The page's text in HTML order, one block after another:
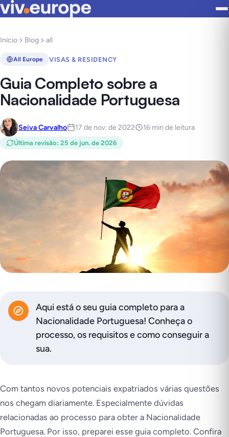
Início Blog all
All Europe VISAS & RESIDENCY
Guia Completo sobre a
Nacionalidade Portuguesa
Seiva Carvalho 17 de nov. de 2022 16 min de leitura
Última revisão: 25 de jun. de 2026
Aqui está o seu guia completo para a
Nacionalidade Portuguesa! Conheça o
processo, os requisitos e como conseguir a
sua.
Com tantos novos potenciais expatriados várias questões
nos chegam diariamente. Especialmente dúvidas
relacionadas ao processo para obter a Nacionalidade
Portuguesa. Por isso, preparei esse guia completo. Confira